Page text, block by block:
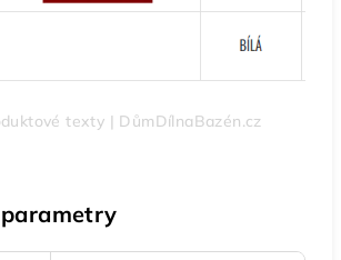
texty | DůmDílnaBazén.cz